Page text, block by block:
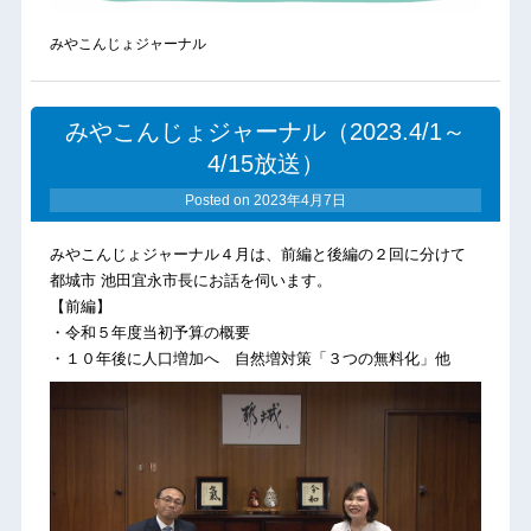
みやこんじょジャーナル
みやこんじょジャーナル（2023.4/1～
4/15放送）
Posted on 2023年4月7日
みやこんじょジャーナル４月は、前編と後編の２回に分けて
都城市 池田宜永市長にお話を伺います。
【前編】
・令和５年度当初予算の概要
・１０年後に人口増加へ 自然増対策「３つの無料化」他